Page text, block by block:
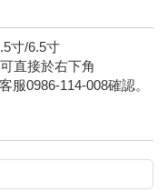
寸/6.5寸
直接於右下角
服0986-114-008確認。